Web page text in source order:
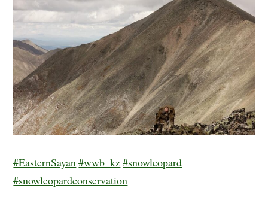
#EasternSayan #wwb_kz#snowleopard
#snowleopardconservation